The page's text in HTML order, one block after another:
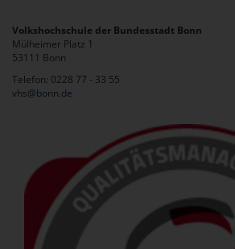
Volkshochschule der Bundesstadt Bonn
Mülheimer Platz 1
53111 Bonn
Telefon: 0228 77 - 33 55
vhs@bonn.de